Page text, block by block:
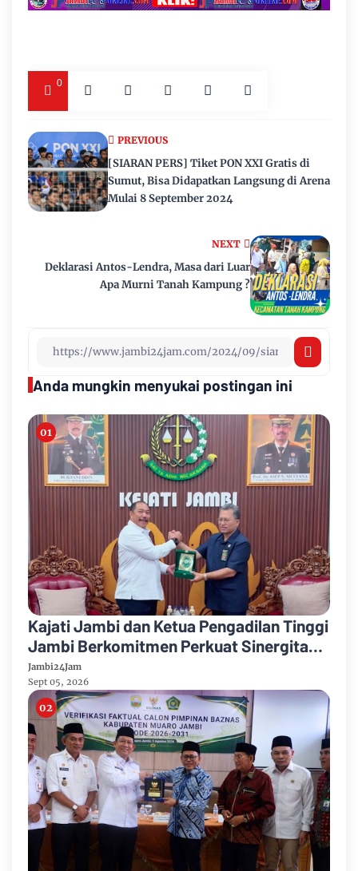
0
NEXT
Deklarasi Antos-Lendra, Masa dari Luar
Apa Murni Tanah Kampung ?
PREVIOUS
[SIARAN PERS] Tiket PON XXI Gratis di
Sumut, Bisa Didapatkan Langsung di Arena
Mulai 8 September 2024
Anda mungkin menyukai postingan ini
Kajati Jambi dan Ketua Pengadilan Tinggi
Jambi Berkomitmen Perkuat Sinergitas
Penegakan Hukum
Jambi24Jam
Sept 05, 2026